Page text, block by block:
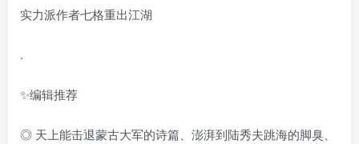
实力派作者七格重出江湖
.
✨编辑推荐
◎ 天上能击退蒙古大军的诗篇、澎湃到陆秀夫跳海的脚臭、